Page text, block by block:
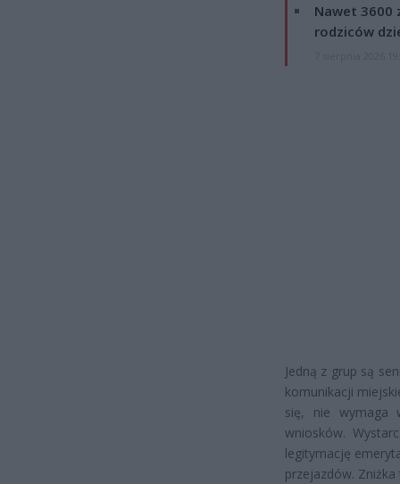
Nawet 3600
rodziców
Jedną z grup są
komunikacji
się, nie wymaga
wniosków.
legitymację
przejazdów.